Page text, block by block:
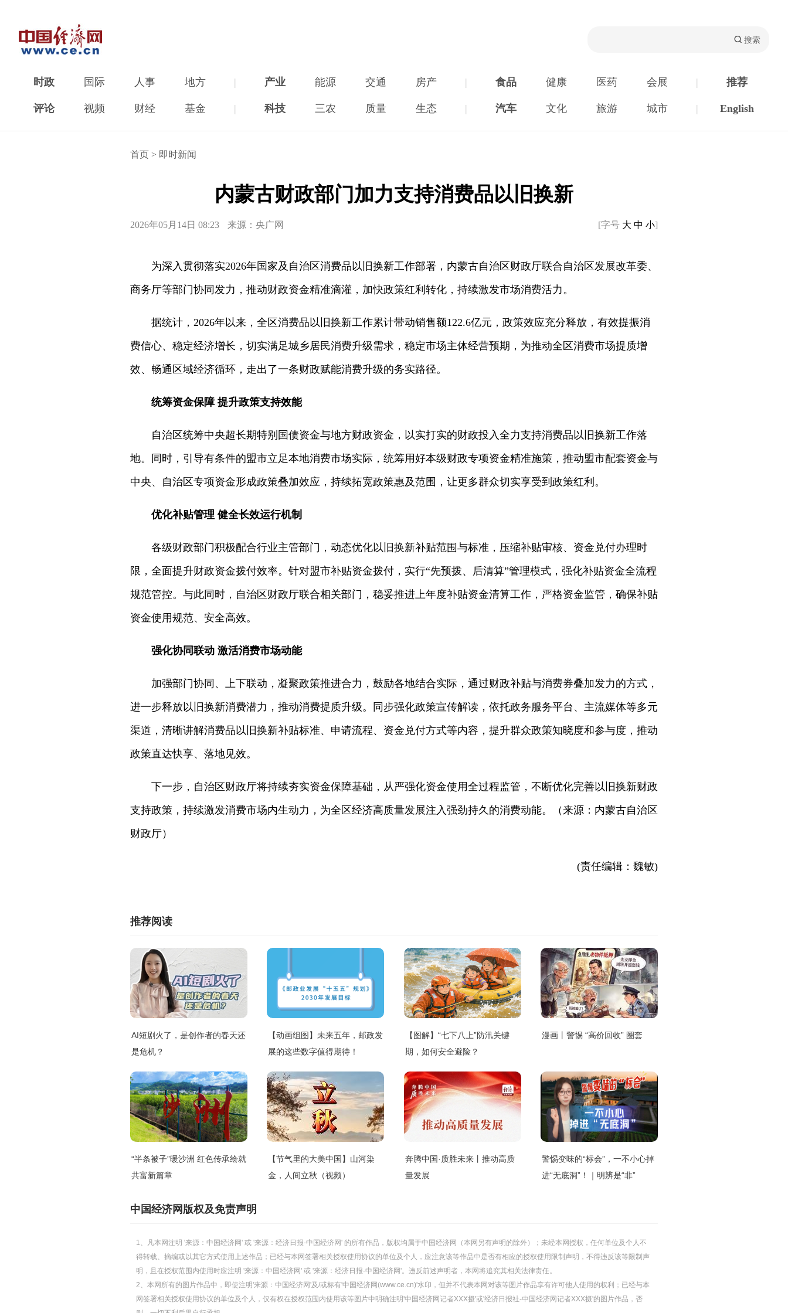
时政 国际 人事 地方 | 产业 能源 交通 房产 | 食品 健康 医药 会展 | 推荐
评论 视频 财经 基金 | 科技 三农 质量 生态 | 汽车 文化 旅游 城市 | English
首页 > 即时新闻
内蒙古财政部门加力支持消费品以旧换新
2026年05月14日 08:23 来源：央广网 [字号 大 中 小]
为深入贯彻落实2026年国家及自治区消费品以旧换新工作部署，内蒙古自治区财政厅联合自治区发展改革委、
商务厅等部门协同发力，推动财政资金精准滴灌，加快政策红利转化，持续激发市场消费活力。
据统计，2026年以来，全区消费品以旧换新工作累计带动销售额122.6亿元，政策效应充分释放，有效提振消
费信心、稳定经济增长，切实满足城乡居民消费升级需求，稳定市场主体经营预期，为推动全区消费市场提质增
效、畅通区域经济循环，走出了一条财政赋能消费升级的务实路径。
统筹资金保障 提升政策支持效能
自治区统筹中央超长期特别国债资金与地方财政资金，以实打实的财政投入全力支持消费品以旧换新工作落
地。同时，引导有条件的盟市立足本地消费市场实际，统筹用好本级财政专项资金精准施策，推动盟市配套资金与
中央、自治区专项资金形成政策叠加效应，持续拓宽政策惠及范围，让更多群众切实享受到政策红利。
优化补贴管理 健全长效运行机制
各级财政部门积极配合行业主管部门，动态优化以旧换新补贴范围与标准，压缩补贴审核、资金兑付办理时
限，全面提升财政资金拨付效率。针对盟市补贴资金拨付，实行“先预拨、后清算”管理模式，强化补贴资金全流程
规范管控。与此同时，自治区财政厅联合相关部门，稳妥推进上年度补贴资金清算工作，严格资金监管，确保补贴
资金使用规范、安全高效。
强化协同联动 激活消费市场动能
加强部门协同、上下联动，凝聚政策推进合力，鼓励各地结合实际，通过财政补贴与消费券叠加发力的方式，
进一步释放以旧换新消费潜力，推动消费提质升级。同步强化政策宣传解读，依托政务服务平台、主流媒体等多元
渠道，清晰讲解消费品以旧换新补贴标准、申请流程、资金兑付方式等内容，提升群众政策知晓度和参与度，推动
政策直达快享、落地见效。
下一步，自治区财政厅将持续夯实资金保障基础，从严强化资金使用全过程监管，不断优化完善以旧换新财政
支持政策，持续激发消费市场内生动力，为全区经济高质量发展注入强劲持久的消费动能。（来源：内蒙古自治区
财政厅）
(责任编辑：魏敏)
推荐阅读
AI短剧火了，是创作者的春天还
是危机？
【动画组图】未来五年，邮政发
展的这些数字值得期待！
【图解】“七下八上”防汛关键
期，如何安全避险？
漫画丨警惕 “高价回收” 圈套
“半条被子”暖沙洲 红色传承绘就
共富新篇章
【节气里的大美中国】山河染
金，人间立秋（视频）
奔腾中国·质胜未来丨推动高质
量发展
警惕变味的“标会”，一不小心掉
进“无底洞”！｜明辨是“非”
中国经济网版权及免责声明
1、凡本网注明 '来源：中国经济网' 或 '来源：经济日报-中国经济网' 的所有作品，版权均属于中国经济网（本网另有声明的除外）；未经本网授权，任何单位及个人不
得转载、摘编或以其它方式使用上述作品；已经与本网签署相关授权使用协议的单位及个人，应注意该等作品中是否有相应的授权使用限制声明，不得违反该等限制声
明，且在授权范围内使用时应注明 '来源：中国经济网' 或 '来源：经济日报-中国经济网'。违反前述声明者，本网将追究其相关法律责任。
2、本网所有的图片作品中，即使注明'来源：中国经济网'及/或标有'中国经济网(www.ce.cn)'水印，但并不代表本网对该等图片作品享有许可他人使用的权利；已经与本
网签署相关授权使用协议的单位及个人，仅有权在授权范围内使用该等图片中明确注明'中国经济网记者XXX摄'或'经济日报社-中国经济网记者XXX摄'的图片作品，否